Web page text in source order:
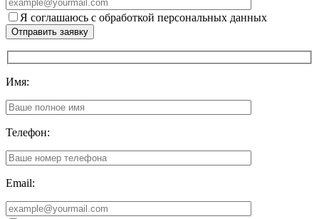
Я соглашаюсь с обработкой персональных данных
Отправить заявку
Имя:
Телефон:
Email: